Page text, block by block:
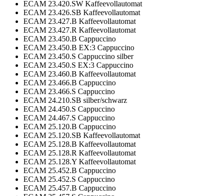
ECAM 23.420.SW Kaffeevollautomat
ECAM 23.426.SB Kaffeevollautomat
ECAM 23.427.B Kaffeevollautomat
ECAM 23.427.R Kaffeevollautomat
ECAM 23.450.B Cappuccino
ECAM 23.450.B EX:3 Cappuccino
ECAM 23.450.S Cappuccino silber
ECAM 23.450.S EX:3 Cappuccino
ECAM 23.460.B Kaffeevollautomat
ECAM 23.466.B Cappuccino
ECAM 23.466.S Cappuccino
ECAM 24.210.SB silber/schwarz
ECAM 24.450.S Cappuccino
ECAM 24.467.S Cappuccino
ECAM 25.120.B Cappuccino
ECAM 25.120.SB Kaffeevollautomat
ECAM 25.128.B Kaffeevollautomat
ECAM 25.128.R Kaffeevollautomat
ECAM 25.128.Y Kaffeevollautomat
ECAM 25.452.B Cappuccino
ECAM 25.452.S Cappuccino
ECAM 25.457.B Cappuccino